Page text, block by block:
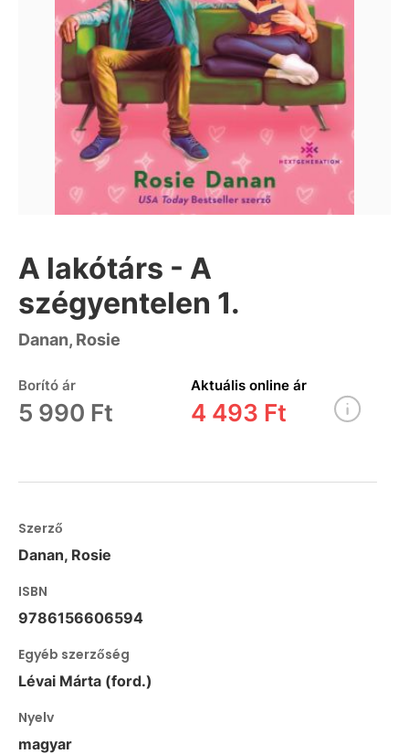
A lakótárs - A
szégyentelen 1.
Danan, Rosie
Borító ár
5 990 Ft
Aktuális online ár
4 493 Ft
Szerző
Danan, Rosie
ISBN
9786156606594
Egyéb szerzőség
Lévai Márta (ford.)
Nyelv
magyar